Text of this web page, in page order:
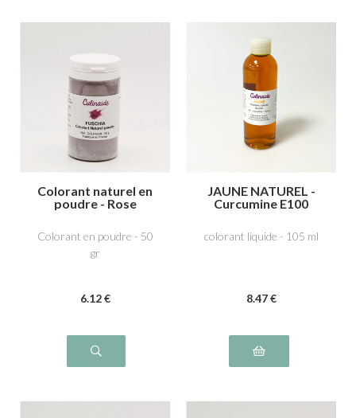
Colorant naturel en
poudre - Rose
Colorant en poudre - 50
gr
6.12 €
JAUNE NATUREL -
Curcumine E100
colorant liquide - 105 ml
8.47 €